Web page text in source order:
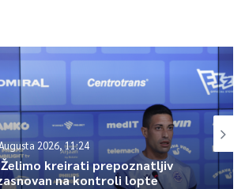
0
2026, 11:24
Želimo kreirati prepoznatljiv
na kontroli lopte